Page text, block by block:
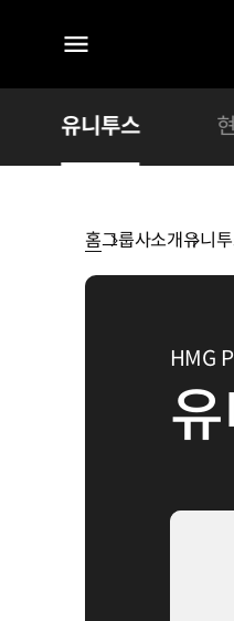
전체
메뉴
유니투스
홈그룹사소개유니
유니투스
HMG